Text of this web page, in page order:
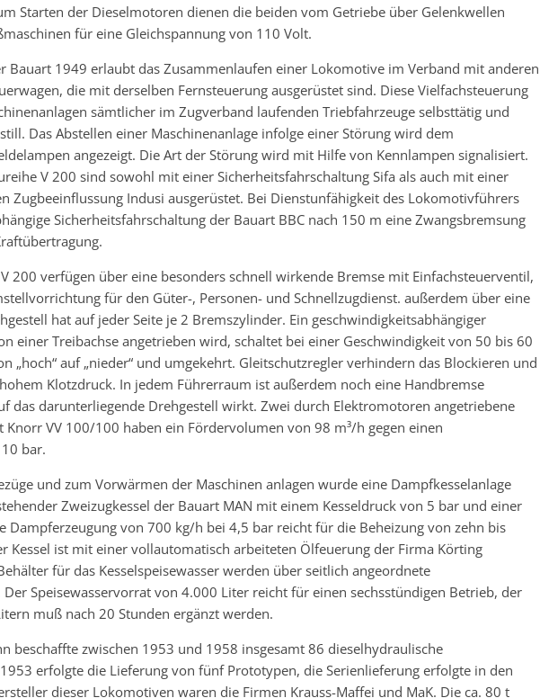
Starten der Dieselmotoren dienen die beiden vom Getriebe über Gelenkwellen
für eine Gleichspannung von 110 Volt.
Bauart 1949 erlaubt das Zusammenlaufen einer Lokomotive im Verband mit anderen
die mit derselben Fernsteuerung ausgerüstet sind. Diese Vielfachsteuerung
sämtlicher im Zugverband laufenden Triebfahrzeuge selbsttätig und
Das Abstellen einer Maschinenanlage infolge einer Störung wird dem
angezeigt. Die Art der Störung wird mit Hilfe von Kennlampen signalisiert.
V 200 sind sowohl mit einer Sicherheitsfahrschaltung Sifa als auch mit einer
Zugbeeinflussung Indusi ausgerüstet. Bei Dienstunfähigkeit des Lokomotivführers
Sicherheitsfahrschaltung der Bauart BBC nach 150 m eine Zwangsbremsung
200 verfügen über eine besonders schnell wirkende Bremse mit Einfachsteuerventil,
für den Güter-, Personen- und Schnellzugdienst. außerdem über eine
hat auf jeder Seite je 2 Bremszylinder. Ein geschwindigkeitsabhängiger
einer Treibachse angetrieben wird, schaltet bei einer Geschwindigkeit von 50 bis 60
„hoch“ auf „nieder“ und umgekehrt. Gleitschutzregler verhindern das Blockieren und
Klotzdruck. In jedem Führerraum ist außerdem noch eine Handbremse
das darunterliegende Drehgestell wirkt. Zwei durch Elektromotoren angetriebene
VV 100/100 haben ein Fördervolumen von 98 m³/h gegen einen
bar.
und zum Vorwärmen der Maschinen anlagen wurde eine Dampfkesselanlage
Zweizugkessel der Bauart MAN mit einem Kesseldruck von 5 bar und einer
Dampferzeugung von 700 kg/h bei 4,5 bar reicht für die Beheizung von zehn bis
Kessel ist mit einer vollautomatisch arbeiteten Ölfeuerung der Firma Körting
für das Kesselspeisewasser werden über seitlich angeordnete
Der Speisewasservorrat von 4.000 Liter reicht für einen sechsstündigen Betrieb, der
muß nach 20 Stunden ergänzt werden.
beschaffte zwischen 1953 und 1958 insgesamt 86 dieselhydraulische
erfolgte die Lieferung von fünf Prototypen, die Serienlieferung erfolgte in den
dieser Lokomotiven waren die Firmen Krauss-Maffei und MaK. Die ca. 80 t